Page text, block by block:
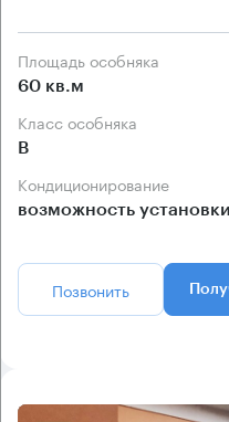
Площадь особняка
60 кв.м
Класс особняка
B
Кондиционирование
возможность установки
Позвонить